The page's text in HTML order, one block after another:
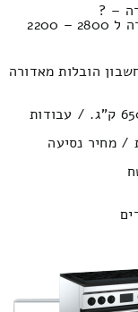
– ?
השוואת מחירים במעבר לדירה חדרים מאדורה ל 2800 – 2200
הובלות מאדורה
נפח חפצים : 16.8м³ / משקל מעבר: 650 ק”ג. / עבודות
ערים 1 שעות , 39 דקות / מחיר נסיעה